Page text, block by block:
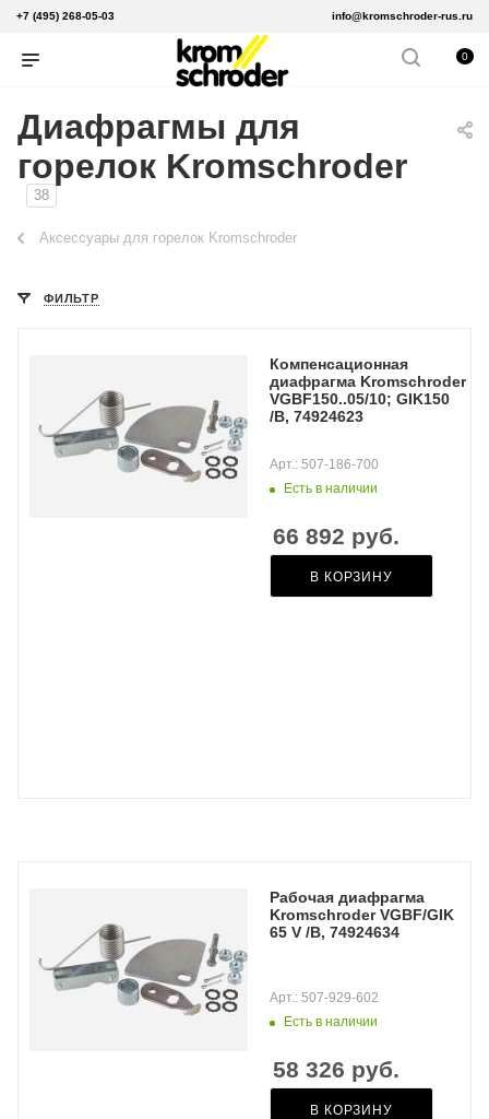
+7 (495) 268-05-03 info@kromschroder-rus.ru
0
Диафрагмы для
горелок Kromschroder
38
Аксессуары для горелок Kromschroder
ФИЛЬТР
Компенсационная
диафрагма Kromschroder
VGBF150..05/10; GIK150
/B, 74924623
Есть в наличии
Арт.: 507-186-700
66 892 руб.
В КОРЗИНУ
Рабочая диафрагма
Kromschroder VGBF/GIK
65 V /B, 74924634
Есть в наличии
Арт.: 507-929-602
58 326 руб.
В КОРЗИНУ